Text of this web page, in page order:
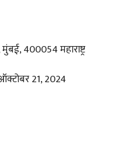
400054 महाराष्ट्र
21, 2024